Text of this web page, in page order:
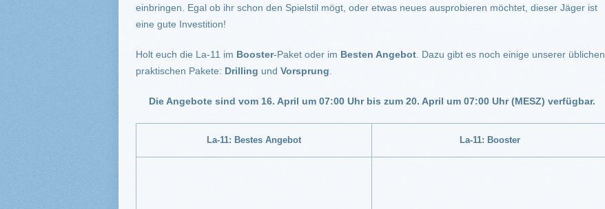
einbringen. Egal ob ihr schon den Spielstil mögt, oder etwas neues ausprobieren möchtet, dieser Jäger ist
eine gute Investition!
Holt euch die La-11 im Booster-Paket oder im Besten Angebot . Dazu gibt es noch einige unserer üblichen
praktischen Pakete: Drilling und Vorsprung
Die Angebote sind vom 16. April um 07:00 Uhr bis zum 20. April um 07:00 Uhr (MESZ) verfügbar.
La-11: Bestes Angebot La-11: Booster